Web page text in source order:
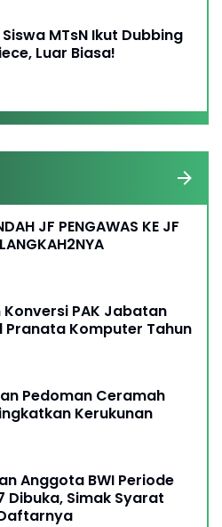
MTsN Ikut Dubbing
Luar Biasa!
JF PENGAWAS KE JF
Konversi PAK Jabatan
Pranata Komputer Tahun
Pedoman Ceramah
Kerukunan
Anggota BWI Periode
Dibuka, Simak Syarat